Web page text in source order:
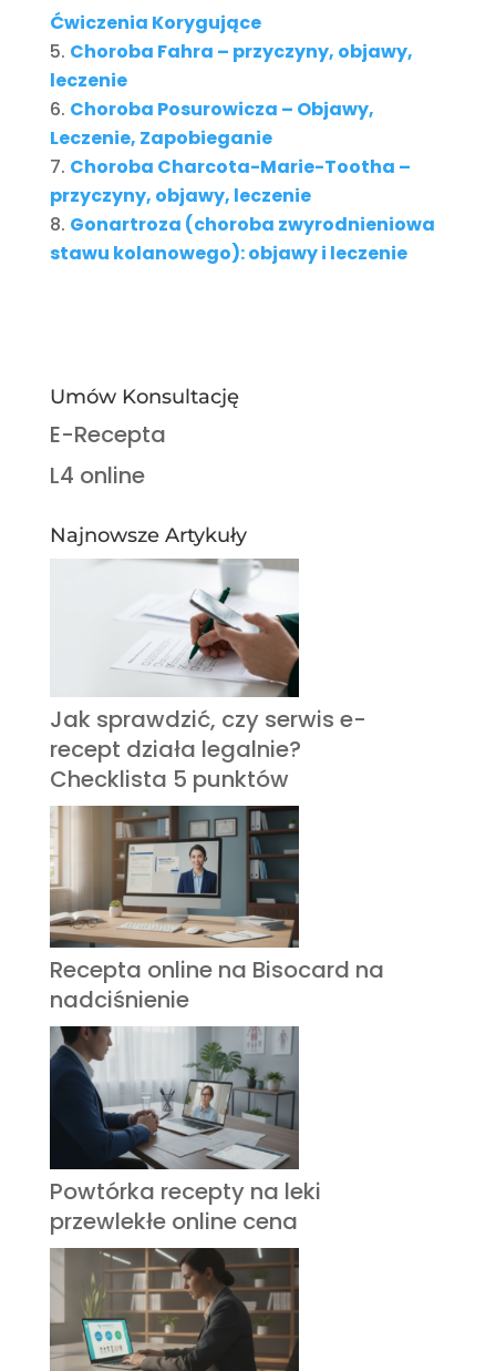
Ćwiczenia Korygujące
Choroba Fahra – przyczyny, objawy,
leczenie
Choroba Posurowicza – Objawy,
Leczenie, Zapobieganie
Choroba Charcota-Marie-Tootha –
przyczyny, objawy, leczenie
Gonartroza (choroba zwyrodnieniowa
stawu kolanowego): objawy i leczenie
Umów Konsultację
E-Recepta
L4 online
Najnowsze Artykuły
Jak sprawdzić, czy serwis e-
recept działa legalnie?
Checklista 5 punktów
Recepta online na Bisocard na
nadciśnienie
Powtórka recepty na leki
przewlekłe online cena